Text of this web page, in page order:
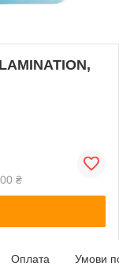
₴
Оплата Умови